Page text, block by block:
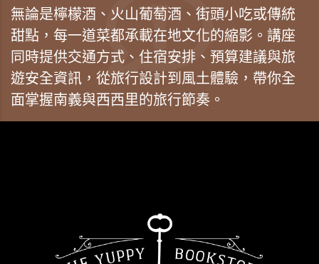
無論是檸檬酒、火山葡萄酒、街頭小吃或傳統
甜點，每一道菜都承載在地文化的縮影。講座
同時提供交通方式、住宿安排、預算建議與旅
遊安全資訊，從旅行設計到風土體驗，帶你全
面掌握南義與西西里的旅行節奏。